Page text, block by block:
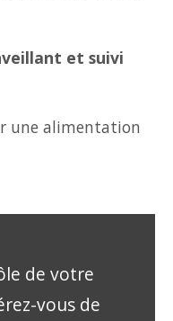
et suivi
une alimentation
de votre
vous de